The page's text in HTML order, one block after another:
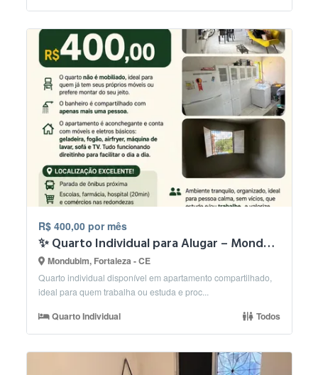
R$ 400,00 por mês
✨ Quarto Individual para Alugar – Mondubim – R$ 300
Mondubim, Fortaleza - CE
Quarto individual disponível em apartamento compartilhado,
ideal para quem trabalha ou estuda e proc...
Quarto Individual Todos